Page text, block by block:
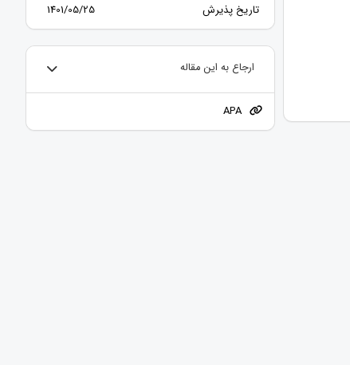
تاریخ پذیرش 1401/05/25
ارجاع به این مقاله
APA